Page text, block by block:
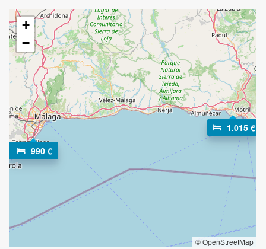
990 €
1.015 €
+
−
© OpenStreetMap